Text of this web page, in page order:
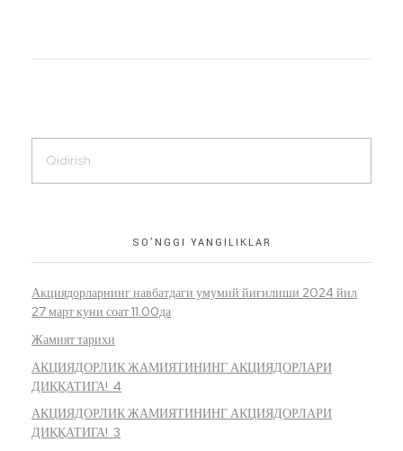
SO’NGGI YANGILIKLAR
Акциядорларнинг навбатдаги умумий йиғилиши 2024 йил
27 март куни соат 11.00да
Жамият тарихи
АКЦИЯДОРЛИК ЖАМИЯТИНИНГ АКЦИЯДОРЛАРИ
ДИҚҚАТИГА! 4
АКЦИЯДОРЛИК ЖАМИЯТИНИНГ АКЦИЯДОРЛАРИ
ДИҚҚАТИГА! 3